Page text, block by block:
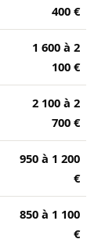
400 €
1 600 à 2
100 €
2 100 à 2
700 €
950 à 1 200
€
850 à 1 100
€